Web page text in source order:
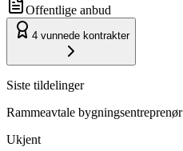
Offentlige anbud
4 vunnede kontrakter
Siste tildelinger
Rammeavtale bygningsentreprenør
Ukjent